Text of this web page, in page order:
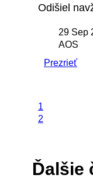
Odišiel
29 Sep
AOS
Prezrieť
1
2
Ďalšie